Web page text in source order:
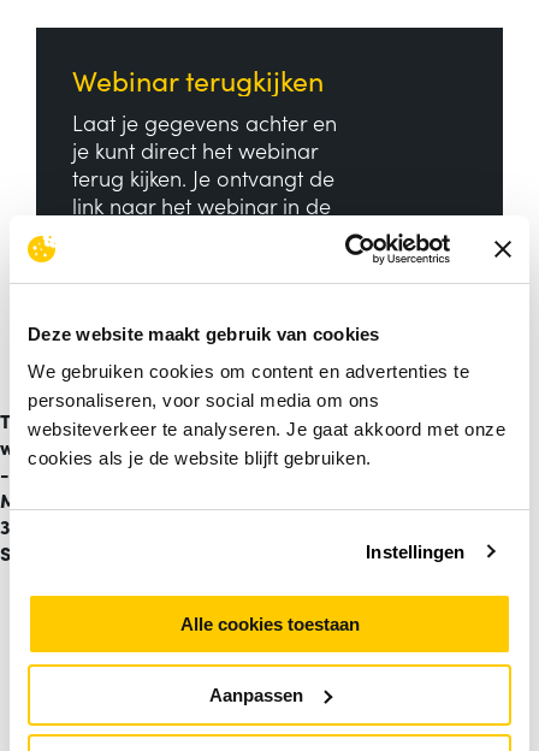
Deze website maakt gebruik van cookies
We gebruiken cookies om content en advertenties te
personaliseren, voor social media om ons
websiteverkeer te analyseren. Je gaat akkoord met onze
cookies als je de website blijft gebruiken.
Instellingen
Alle cookies toestaan
Aanpassen
Terugblik
webinar
-
Microsoft
365 en
Surface
Webinar terugkijken
Laat je gegevens achter en
je kunt direct het webinar
terug kijken. Je ontvangt de
link naar het webinar in de
Bedrijfsnaam
E-mailadres*
Telefoonnummer (optioneel)
Je ontvangt de link naar het webinar in de bevestigingsmail.